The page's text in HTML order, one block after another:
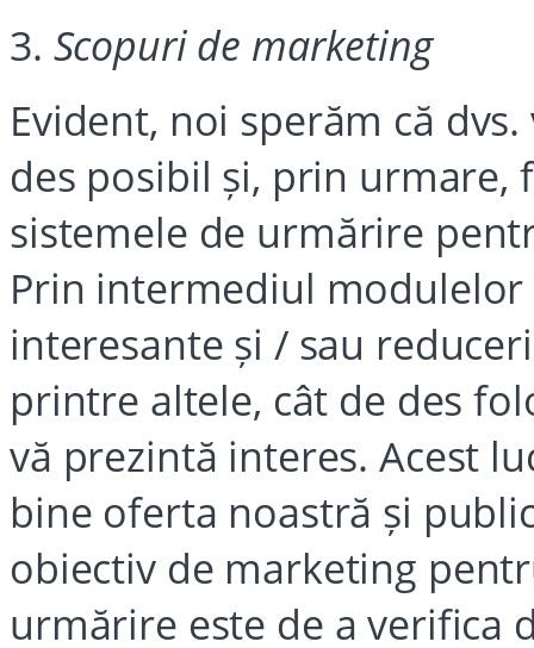
3. Scopuri de marketing
Evident, noi sperăm că
des posibil și, prin
sistemele de urmărire
Prin intermediul
interesante și / sau
printre altele, cât de des
vă prezintă interes. Acest
bine oferta noastră și
obiectiv de marketing
urmărire este de a verifica